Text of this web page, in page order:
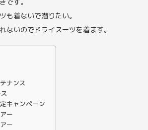
も着ないで潜りたい。
ないのでドライスーツを着ます。
ナンス
キャンペーン
ー
ー